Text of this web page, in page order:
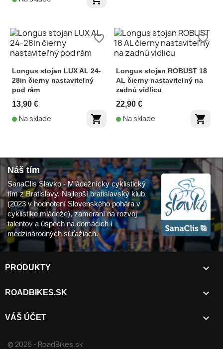
Longus stojan LUX AL 24-
28in čierny nastaviteľný
pod rám
13,90 €
shopping_cart
Na sklade
favorite_border
Longus stojan ROBUST 18
AL čierny nastaviteľný na
zadnú vidlicu
22,90 €
shopping_cart
Na sklade
favorite_border
Náš tím
SanaClis Slavko - Mládežnícky cyklistický
tím z Bratislavy. Najlepší bratislavský klub
(2023 v hodnotení Slovenského pohára v
cyklistike mládeže), zameraní na rozvoj
talentov a úspech na domácich i
medzinárodných súťažiach.
PRODUKTY 
ROADBIKES.SK 
VÁŠ ÚČET 
© 2026 - RoadBikes.sk